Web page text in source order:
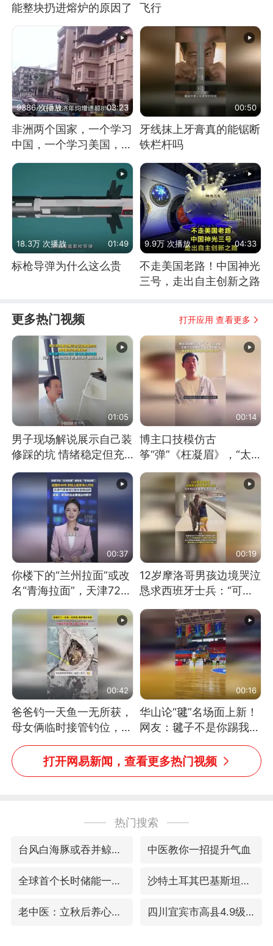
能整块扔进熔炉的原因了
飞行
9386 次播放 03:23
非洲两个国家，一个学习
中国，一个学习美国，结
00:50
牙线抹上牙膏真的能锯断
铁栏杆吗
18.3万 次播放 01:49
标枪导弹为什么这么贵
9.9万 次播放 04:33
不走美国老路！中国神光
三号，走出自主创新之路
更多热门视频 打开应用 查看更多
01:05
男子现场解说展示自己装
修踩的坑 情绪稳定但充
满无奈 每处都有精心设
计 但每处都有瑕疵 网
友：一开始我没笑 但看
到洗手盆我没绷住
00:14
博主口技模仿古
筝“弹”《枉凝眉》，“太
像了～你是吃古筝长大的
吗？”“或将成为首位考级
不带古筝的选手。”（来
源：新华每日电讯）
00:37
你楼下的“兰州拉面”或改
名“青海拉面”，天津72家
面馆已集体更换招牌
00:19
12岁摩洛哥男孩边境哭泣
恳求西班牙士兵：“可不
可以不要把我遣返回国”
00:42
爸爸钓一天鱼一无所获，
母女俩临时接管钓位，用
玩具鱼竿钓上大鱼
00:16
华山论“毽”名场面上新！
网友：毽子不是你踢我
捡，我踢你捡吗
打开网易新闻，查看更多热门视频
热门搜索
台风白海豚或吞并鲸鱼 登陆地点更新 中医教你一招提升气血
全球首个长时储能一体化产业园量产 沙特土耳其巴基斯坦签署共同防务协议
老中医：立秋后养心是关键 四川宜宾市高县4.9级地震致1人死亡